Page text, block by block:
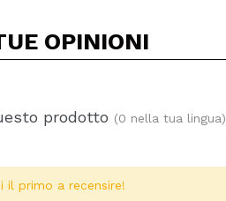
OPINIONI
prodotto (0 nella tua lingua)
il primo a recensire!